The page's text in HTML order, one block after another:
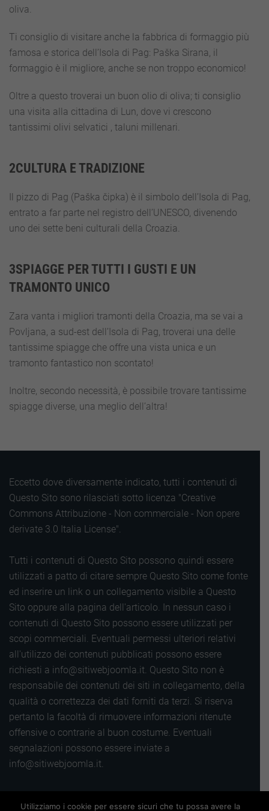
oliva.
Ti consiglio di visitare anche la fabbrica di formaggio più
famosa e storica dell’Isola di Pag: Paška Sirana, il
formaggio è il migliore, anche se non troppo economico!
Oltre a questo troverai un buon olio di oliva; ti consiglio
una visita alla cittadina di Lun, dove vi crescono
tantissimi olivi selvatici , taluni millenari.
2CULTURA E TRADIZIONE
Il pizzo di Pag (Paška čipka) è il simbolo dell’Isola di Pag,
entrato a far parte nel registro dell’UNESCO, divenendo
uno dei sette beni culturali della Croazia.
3SPIAGGE PER TUTTI I GUSTI E UN
TRAMONTO UNICO
Zara vanta i migliori tramonti della Croazia, ma se vai a
Povljana, a sud-est dell’Isola di Pag, troverai una delle
tantissime spiagge che offre una vista unica e un
tramonto fantastico non scontato!
Inoltre, secondo necessità, è possibile trovare tantissime
spiagge diverse, una meglio dell’altra!
Eccetto dove diversamente indicato, tutti i contenuti di
Questo Sito sono rilasciati sotto licenza "Creative
Commons Attribuzione - Non commerciale - Non opere
derivate 3.0 Italia License".
Tutti i contenuti di Questo Sito possono quindi essere
utilizzati a patto di citare sempre Questo Sito come fonte
ed inserire un link o un collegamento visibile a Questo
Sito oppure alla pagina dell'articolo. In nessun caso i
contenuti di Questo Sito possono essere utilizzati per
scopi commerciali. Eventuali permessi ulteriori relativi
all'utilizzo dei contenuti pubblicati possono essere
richiesti a info@sitiwebjoomla.it. Questo Sito non è
responsabile dei contenuti dei siti in collegamento, della
qualità o correttezza dei dati forniti da terzi. Si riserva
pertanto la facoltà di rimuovere informazioni ritenute
offensive o contrarie al buon costume. Eventuali
segnalazioni possono essere inviate a
info@sitiwebjoomla.it.
Copyright 2016 |Termini, privacy e cookie |Sitemap|
Utilizziamo i cookie per essere sicuri che tu possa avere la